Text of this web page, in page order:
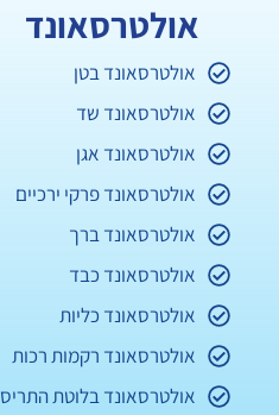
אולטרסאונד
אולטרסאונד בטן
אולטרסאונד שד
אולטרסאונד אגן
אולטרסאונד פרקי ירכיים
אולטרסאונד ברך
אולטרסאונד כבד
אולטרסאונד כליות
אולטרסאונד רקמות רכות
אולטרסאונד בלוטת התריס